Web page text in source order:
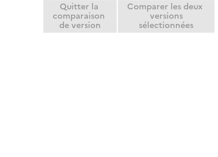
Quitter la
comparaison
de version
Comparer les deux
versions
sélectionnées